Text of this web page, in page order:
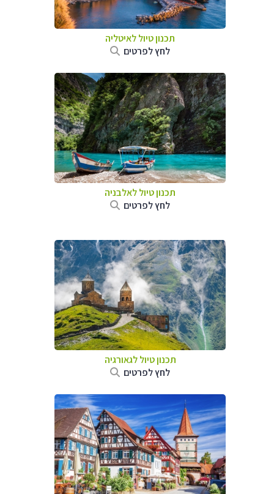
תכנון טיול לאיטליה
לחץ לפרטים
תכנון טיול לאלבניה
לחץ לפרטים
תכנון טיול לגאורגיה
לחץ לפרטים